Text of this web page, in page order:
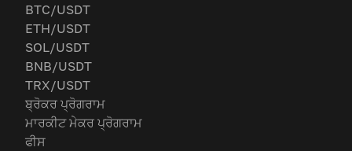
BTC/USDT
ETH/USDT
SOL/USDT
BNB/USDT
TRX/USDT
ਬ੍ਰੋਕਰ ਪ੍ਰੋਗਰਾਮ
ਮਾਰਕੀਟ ਮੇਕਰ ਪ੍ਰੋਗਰਾਮ
ਫੀਸ